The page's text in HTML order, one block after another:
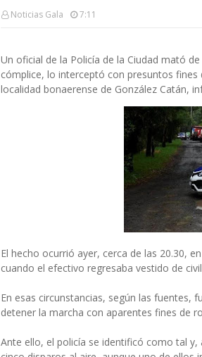
Noticias Gala 7:11
Un oficial de la Policía de la Ciudad mató
cómplice, lo interceptó con presuntos
localidad bonaerense de González Catán,
El hecho ocurrió ayer, cerca de las 20.30,
cuando el efectivo regresaba vestido de
En esas circunstancias, según las
detener la marcha con aparentes fines de
Ante ello, el policía se identificó como tal